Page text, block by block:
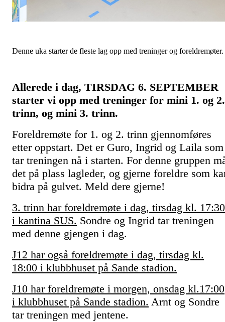
Denne uka starter de fleste lag opp med treninger og foreldremøter.
Allerede i dag, TIRSDAG 6. SEPTEMBER
starter vi opp med treninger for mini 1. og 2.
trinn, og mini 3. trinn.
Foreldremøte for 1. og 2. trinn gjennomføres
etter oppstart. Det er Guro, Ingrid og Laila som
tar treningen nå i starten. For denne gruppen
det på plass lagleder, og gjerne foreldre som
bidra på gulvet. Meld dere gjerne!
3. trinn har foreldremøte i dag, tirsdag kl. 17:30
i kantina SUS. Sondre og Ingrid tar treningen
med denne gjengen i dag.
J12 har også foreldremøte i dag, tirsdag kl.
18:00 i klubbhuset på Sande stadion.
J10 har foreldremøte i morgen, onsdag kl.17:00
i klubbhuset på Sande stadion. Arnt og Sondre
tar treningen med jentene.